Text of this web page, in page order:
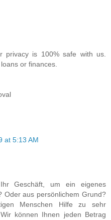
privacy is 100% safe with us.
or finances.
at 5:13 AM
Geschäft, um ein eigenes
Oder aus persönlichem Grund?
Menschen Hilfe zu sehr
können Ihnen jeden Betrag